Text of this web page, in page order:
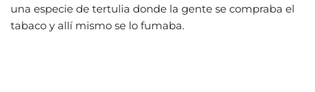
una especie de tertulia donde la gente se compraba el
tabaco y allí mismo se lo fumaba.